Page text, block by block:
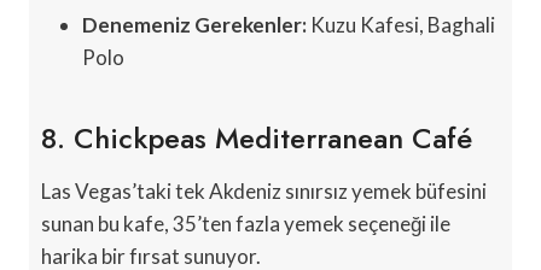
Denemeniz Gerekenler: Kuzu Kafesi, Baghali
Polo
8. Chickpeas Mediterranean Café
Las Vegas’taki tek Akdeniz sınırsız yemek büfesini
sunan bu kafe, 35’ten fazla yemek seçeneği ile
harika bir fırsat sunuyor.